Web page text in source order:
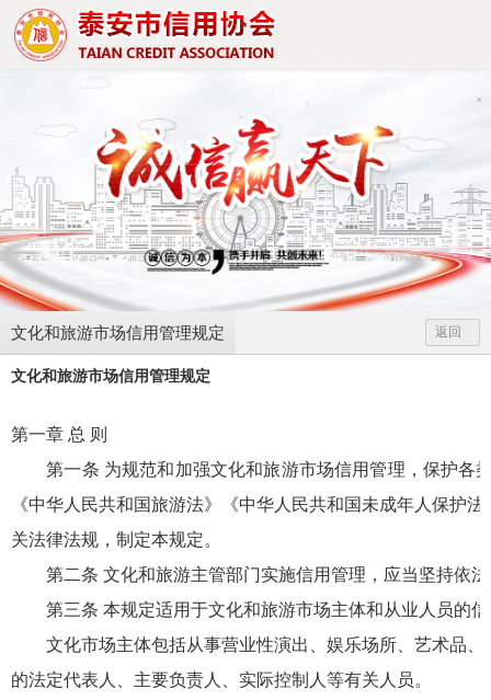
文化和旅游市场信用管理规定 返回
文化和旅游市场信用管理规定
第一章 总 则
第一条 为规范和加强文化和旅游市场信用管理，保护各
《中华人民共和国旅游法》《中华人民共和国未成年人保护
关法律法规，制定本规定。
第二条 文化和旅游主管部门实施信用管理，应当坚持依
第三条 本规定适用于文化和旅游市场主体和从业人员的信
文化市场主体包括从事营业性演出、娱乐场所、艺术品、
的法定代表人、主要负责人、实际控制人等有关人员。